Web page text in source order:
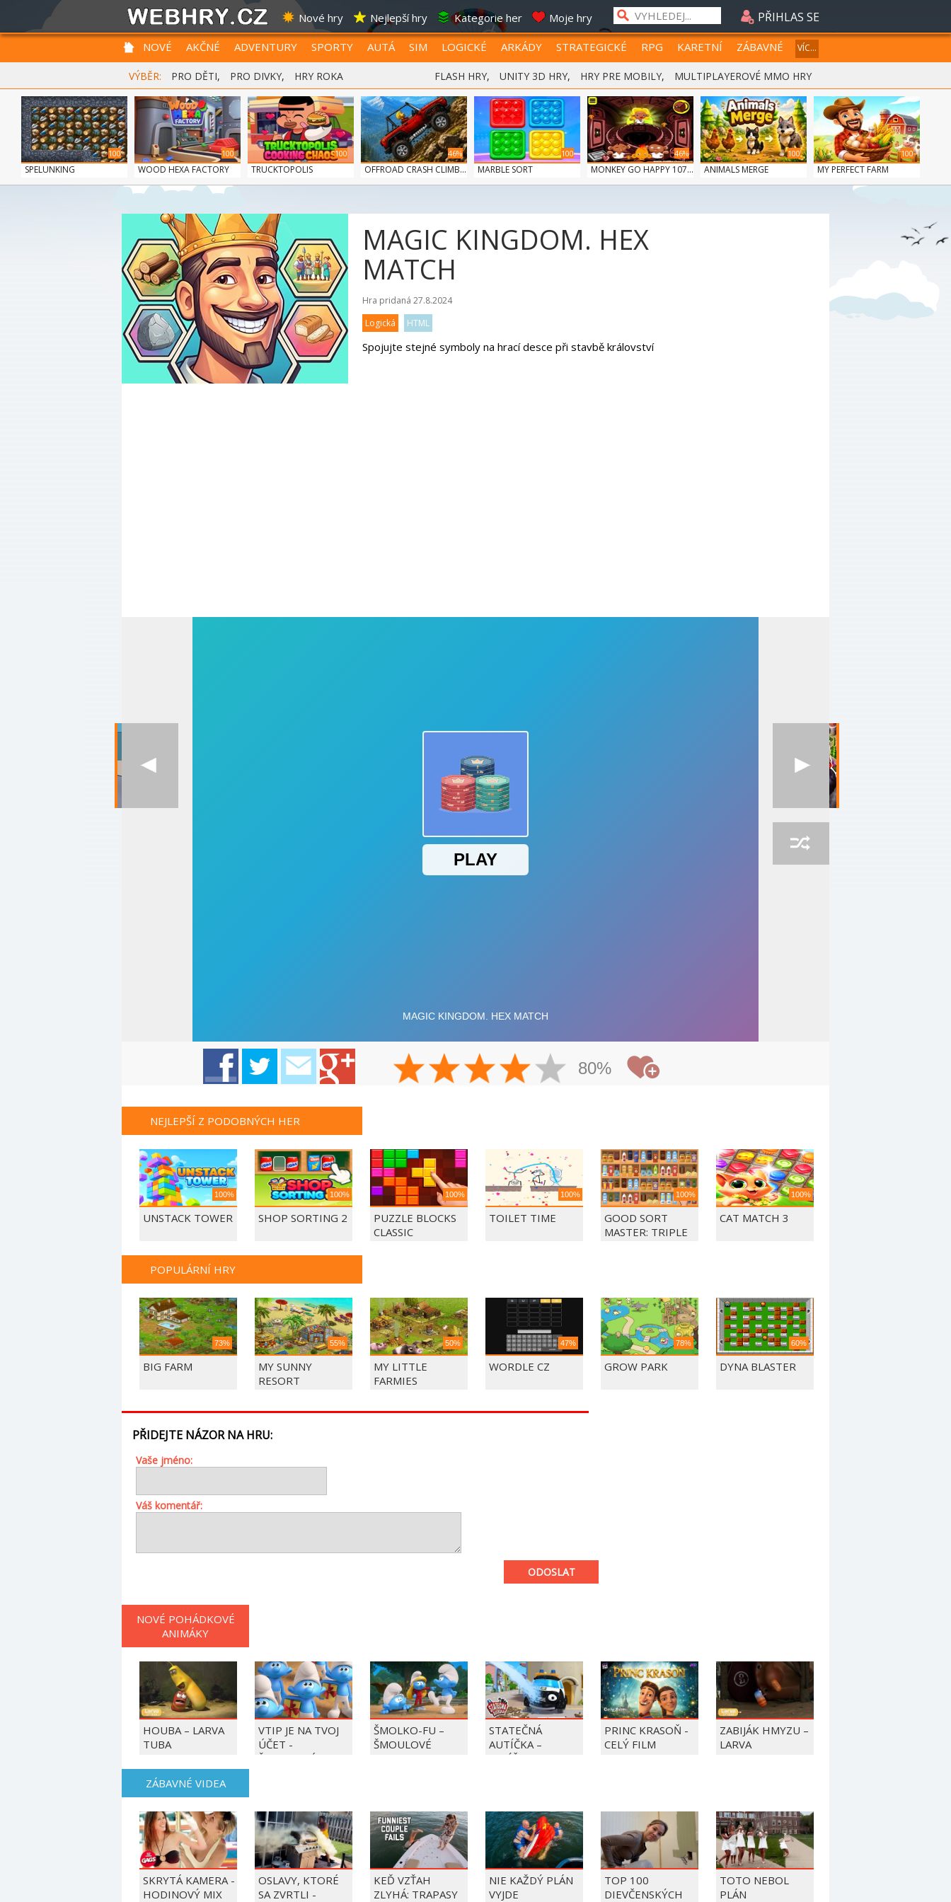
Nové hry Nejlepší hry Kategorie her Moje hry PŘIHLAS SE
NOVÉ AKČNÉ ADVENTURY SPORTY AUTÁ SIM LOGICKÉ ARKÁDY STRATEGICKÉ RPG KARETNÍ ZÁBAVNÉ VÍC...
VÝBĚR: PRO DĚTI, PRO DIVKY, HRY ROKA FLASH HRY, UNITY 3D HRY, HRY PRE MOBILY, MULTIPLAYEROVÉ MMO HRY
100
SPELUNKING
100
WOOD HEXA FACTORY
100
TRUCKTOPOLIS
46%
OFFROAD CRASH CLIMB...
100
MARBLE SORT
46%
MONKEY GO HAPPY 107...
100
ANIMALS MERGE
100
MY PERFECT FARM
MAGIC KINGDOM. HEX
MATCH
Hra pridaná 27.8.2024
Logická
HTML
Spojujte stejné symboly na hrací desce při stavbě království
80%
NEJLEPŠÍ Z PODOBNÝCH HER
100%
UNSTACK TOWER
100%
SHOP SORTING 2
100%
PUZZLE BLOCKS
CLASSIC
100%
TOILET TIME
100%
GOOD SORT
MASTER: TRIPLE
100%
CAT MATCH 3
POPULÁRNÍ HRY
73%
BIG FARM
55%
MY SUNNY
RESORT
50%
MY LITTLE
FARMIES
47%
WORDLE CZ
78%
GROW PARK
60%
DYNA BLASTER
PŘIDEJTE NÁZOR NA HRU:
Vaše jméno:
Váš komentář:
ODOSLAT
NOVÉ POHÁDKOVÉ
ANIMÁKY
HOUBA – LARVA
TUBA
VTIP JE NA TVOJ
ÚČET -
ŠMOULOVÉ
ŠMOLKO-FU –
ŠMOULOVÉ
STATEČNÁ
AUTÍČKA –
BALÍČEK PIERRE
PRINC KRASOŇ -
CELÝ FILM
ZABIJÁK HMYZU –
LARVA
ZÁBAVNÉ VIDEA
SKRYTÁ KAMERA -
HODINOVÝ MIX
OSLAVY, KTORÉ
SA ZVRTLI -
KEĎ VZŤAH
ZLYHÁ: TRAPASY
NIE KAŽDÝ PLÁN
VYJDE
TOP 100
DIEVČENSKÝCH
TOTO NEBOL
PLÁN